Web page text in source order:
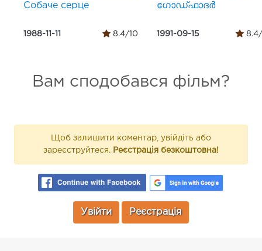
Собаче серце
1988-11-11 8.4/10
ഗോഡ്ഫാദർ
1991-09-15 8.4/
Вам сподобався фільм?
Щоб залишити коментар, увійдіть або
зареєструйтеся. Реєстрація безкоштовна!
Увійти Реєстрація